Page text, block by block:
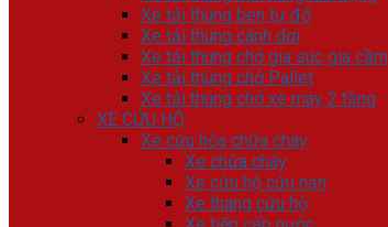
Xe tải thùng ben tự đổ
Xe tải thùng cánh dơi
Xe tải thùng chở gia súc gia cầm
Xe tải thùng chở Pallet
Xe tải thùng chở xe máy 2 tầng
XE CỨU HỘ
Xe cứu hỏa chữa cháy
Xe chữa cháy
Xe cứu hộ cứu nạn
Xe thang cứu hộ